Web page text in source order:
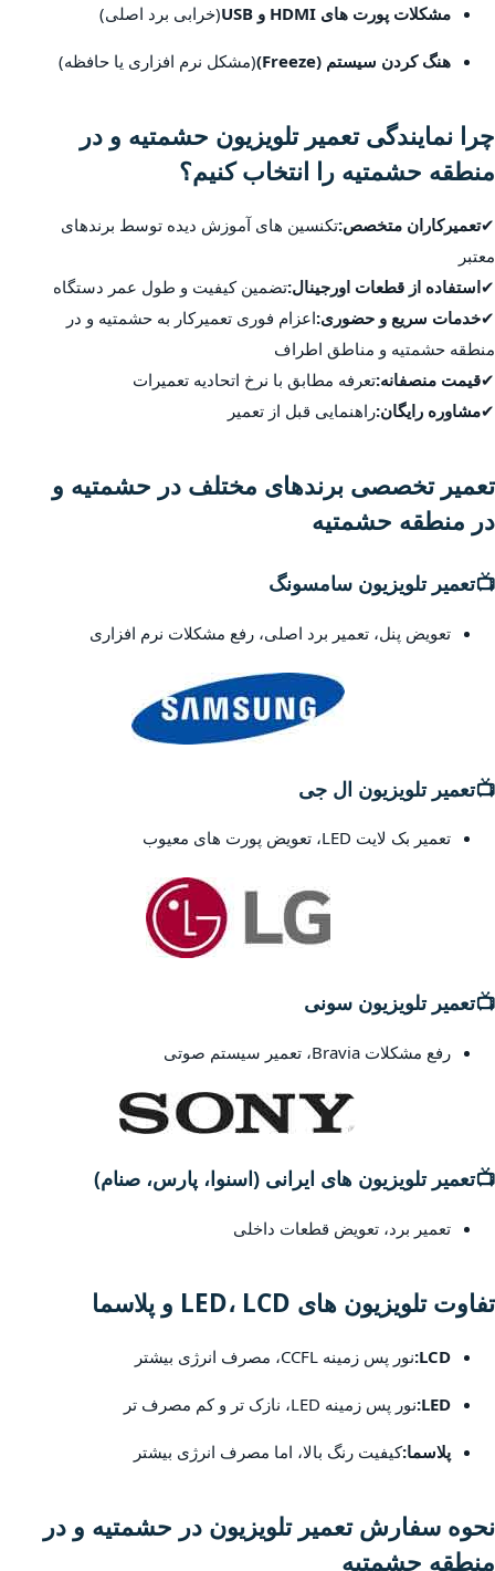
مشکلات پورت های HDMI و USB (خرابی برد اصلی)
هنگ کردن سیستم (Freeze) (مشکل نرم افزاری یا حافظه)
چرا نمایندگی تعمیر تلویزیون حشمتیه و در
منطقه حشمتیه را انتخاب کنیم؟
✔تعمیرکاران متخصص:تکنسین های آموزش دیده توسط برندهای
معتبر
✔استفاده از قطعات اورجینال:تضمین کیفیت و طول عمر دستگاه
✔خدمات سریع و حضوری:اعزام فوری تعمیرکار به حشمتیه و در
منطقه حشمتیه و مناطق اطراف
✔قیمت منصفانه:تعرفه مطابق با نرخ اتحادیه تعمیرات
✔مشاوره رایگان:راهنمایی قبل از تعمیر
تعمیر تخصصی برندهای مختلف در حشمتیه و
در منطقه حشمتیه
📺تعمیر تلویزیون سامسونگ
تعویض پنل، تعمیر برد اصلی، رفع مشکلات نرم افزاری
📺تعمیر تلویزیون ال جی
تعمیر بک لایت LED، تعویض پورت های معیوب
📺تعمیر تلویزیون سونی
رفع مشکلات Bravia، تعمیر سیستم صوتی
📺تعمیر تلویزیون های ایرانی (اسنوا، پارس، صنام)
تعمیر برد، تعویض قطعات داخلی
تفاوت تلویزیون های LED، LCD و پلاسما
LCD: نور پس زمینه CCFL، مصرف انرژی بیشتر
LED: نور پس زمینه LED، نازک تر و کم مصرف تر
پلاسما:کیفیت رنگ بالا، اما مصرف انرژی بیشتر
نحوه سفارش تعمیر تلویزیون در حشمتیه و در
منطقه حشمتیه